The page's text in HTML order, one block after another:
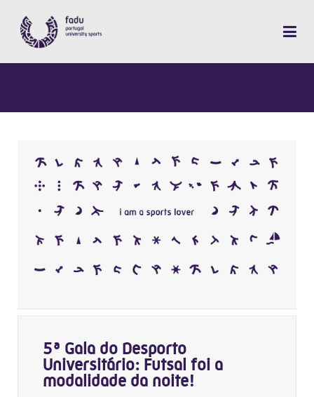
5ª Gala do Desporto
Universitário: Futsal foi a
modalidade da noite!